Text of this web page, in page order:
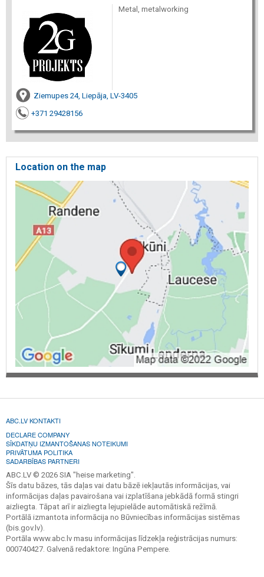
Metal, metalworking
Ziemupes 24, Liepāja, LV-3405
+371 29428156
Location on the map
ABC.LV KONTAKTI
DECLARE COMPANY
SĪKDATŅU IZMANTOŠANAS NOTEIKUMI
PRIVĀTUMA POLITIKA
SADARBĪBAS PARTNERI
ABC.LV © 2026 SIA "heise marketing".
Šīs datu bāzes, tās daļas vai datu bāzē iekļautās informācijas, vai
informācijas daļas pavairošana vai izplatīšana jebkādā formā stingri
aizliegta. Tāpat arī ir aizliegta lejupielāde automātiskā režīmā.
Portālā izmantota informācija no Būvniecības informācijas sistēmas
(bis.gov.lv).
Portāla www.abc.lv masu informācijas līdzekļa reģistrācijas numurs:
000740427. Galvenā redaktore: Ingūna Pempere.